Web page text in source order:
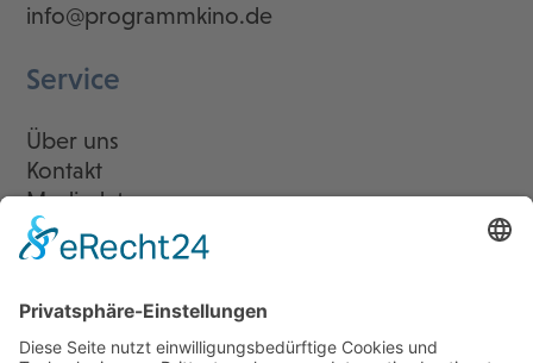
info@programmkino.de
Service
Über uns
Kontakt
Mediadaten
Newsletter
LogIn
Legal